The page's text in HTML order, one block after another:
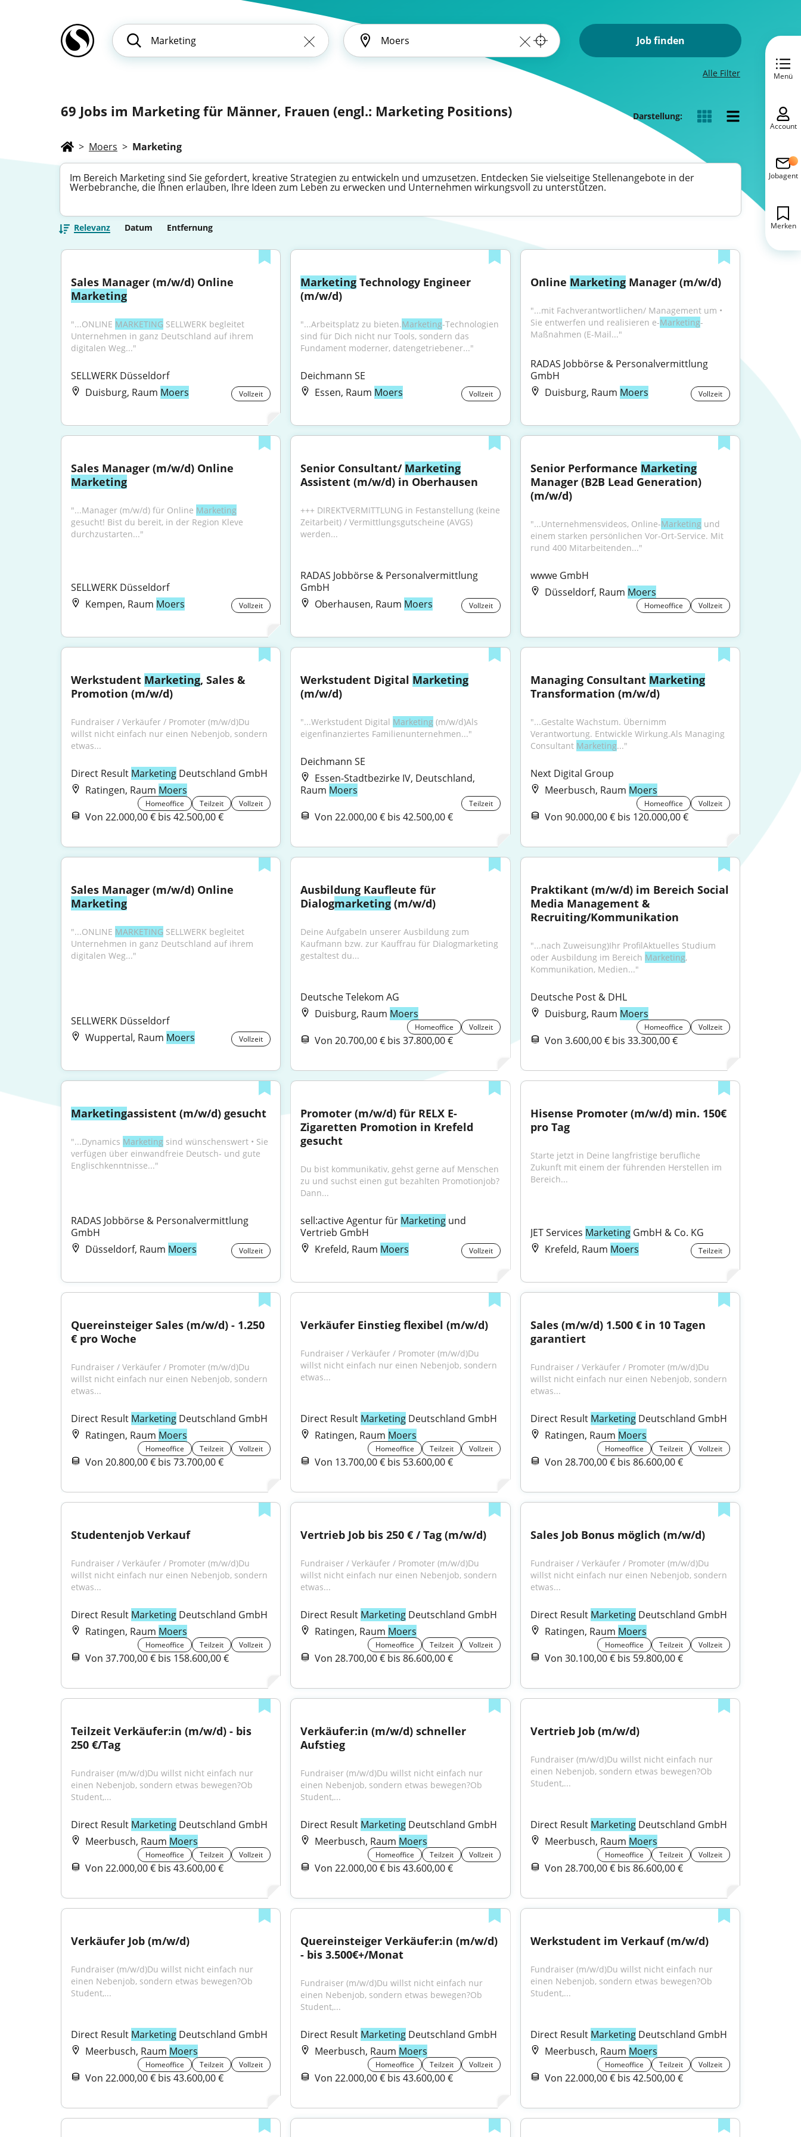
Job finden
Alle Filter
69 Jobs im Marketing für Männer, Frauen (engl.: Marketing Positions) Darstellung:
> Moers > Marketing
Im Bereich Marketing sind Sie gefordert, kreative Strategien zu entwickeln und umzusetzen. Entdecken Sie vielseitige Stellenangebote in der
Werbebranche, die Ihnen erlauben, Ihre Ideen zum Leben zu erwecken und Unternehmen wirkungsvoll zu unterstützen.
Relevanz Datum Entfernung
Marketing
"...ONLINE MARKETING SELLWERK begleitet
Unternehmen in ganz Deutschland auf ihrem
digitalen Weg..."
SELLWERK Düsseldorf
Duisburg, Raum Moers Vollzeit
Marketing Technology Engineer
(m/w/d)
"...Arbeitsplatz zu bieten.Marketing-Technologien
sind für Dich nicht nur Tools, sondern das
Fundament moderner, datengetriebener..."
Deichmann SE
Essen, Raum Moers Vollzeit
Online Marketing Manager (m/w/d)
"...mit Fachverantwortlichen/ Management um •
Sie entwerfen und realisieren e-Marketing-
Maßnahmen (E-Mail..."
RADAS Jobbörse & Personalvermittlung
GmbH
Duisburg, Raum Moers Vollzeit
Marketing
"...Manager (m/w/d) für Online Marketing
gesucht! Bist du bereit, in der Region Kleve
durchzustarten..."
SELLWERK Düsseldorf
Kempen, Raum Moers Vollzeit
Senior Consultant/ Marketing
Assistent (m/w/d) in Oberhausen
+++ DIREKTVERMITTLUNG in Festanstellung (keine
Zeitarbeit) / Vermittlungsgutscheine (AVGS)
werden...
RADAS Jobbörse & Personalvermittlung
GmbH
Oberhausen, Raum Moers Vollzeit
Senior Performance Marketing
Manager (B2B Lead Generation)
(m/w/d)
"...Unternehmensvideos, Online-Marketing und
einem starken persönlichen Vor-Ort-Service. Mit
rund 400 Mitarbeitenden..."
wwwe GmbH
Düsseldorf, Raum Moers
Homeoffice Vollzeit
Werkstudent Marketing, Sales &
Promotion (m/w/d)
Fundraiser / Verkäufer / Promoter (m/w/d)Du
willst nicht einfach nur einen Nebenjob, sondern
etwas...
Direct Result Marketing Deutschland GmbH
Ratingen, Raum Moers
Homeoffice Teilzeit Vollzeit
Von 22.000,00 € bis 42.500,00 €
Werkstudent Digital Marketing
(m/w/d)
"...Werkstudent Digital Marketing (m/w/d)Als
eigenfinanziertes Familienunternehmen..."
Deichmann SE
Essen-Stadtbezirke IV, Deutschland,
Raum Moers
Teilzeit
Von 22.000,00 € bis 42.500,00 €
Managing Consultant Marketing
Transformation (m/w/d)
"...Gestalte Wachstum. Übernimm
Verantwortung. Entwickle Wirkung.Als Managing
Consultant Marketing..."
Next Digital Group
Meerbusch, Raum Moers
Homeoffice Vollzeit
Von 90.000,00 € bis 120.000,00 €
Marketing
"...ONLINE MARKETING SELLWERK begleitet
Unternehmen in ganz Deutschland auf ihrem
digitalen Weg..."
SELLWERK Düsseldorf
Wuppertal, Raum Moers Vollzeit
Ausbildung Kaufleute für
Dialogmarketing (m/w/d)
Deine AufgabeIn unserer Ausbildung zum
Kaufmann bzw. zur Kauffrau für Dialogmarketing
gestaltest du...
Deutsche Telekom AG
Duisburg, Raum Moers
Homeoffice Vollzeit
Von 20.700,00 € bis 37.800,00 €
Praktikant (m/w/d) im Bereich Social
Media Management &
Recruiting/Kommunikation
"...nach Zuweisung)Ihr ProfilAktuelles Studium
oder Ausbildung im Bereich Marketing,
Kommunikation, Medien..."
Deutsche Post & DHL
Duisburg, Raum Moers
Homeoffice Vollzeit
Von 3.600,00 € bis 33.300,00 €
Marketingassistent (m/w/d) gesucht
"...Dynamics Marketing sind wünschenswert • Sie
verfügen über einwandfreie Deutsch- und gute
Englischkenntnisse..."
RADAS Jobbörse & Personalvermittlung
GmbH
Düsseldorf, Raum Moers Vollzeit
Promoter (m/w/d) für RELX E-
Zigaretten Promotion in Krefeld
gesucht
Du bist kommunikativ, gehst gerne auf Menschen
zu und suchst einen gut bezahlten Promotionjob?
Dann...
sell:active Agentur für Marketing und
Vertrieb GmbH
Krefeld, Raum Moers Vollzeit
Hisense Promoter (m/w/d) min. 150€
pro Tag
Starte jetzt in Deine langfristige berufliche
Zukunft mit einem der führenden Herstellen im
Bereich...
JET Services Marketing GmbH & Co. KG
Krefeld, Raum Moers Teilzeit
Quereinsteiger Sales (m/w/d) - 1.250
€ pro Woche
Fundraiser / Verkäufer / Promoter (m/w/d)Du
willst nicht einfach nur einen Nebenjob, sondern
etwas...
Direct Result Marketing Deutschland GmbH
Ratingen, Raum Moers
Homeoffice Teilzeit Vollzeit
Von 20.800,00 € bis 73.700,00 €
Verkäufer Einstieg flexibel (m/w/d)
Fundraiser / Verkäufer / Promoter (m/w/d)Du
willst nicht einfach nur einen Nebenjob, sondern
etwas...
Direct Result Marketing Deutschland GmbH
Ratingen, Raum Moers
Homeoffice Teilzeit Vollzeit
Von 13.700,00 € bis 53.600,00 €
Sales (m/w/d) 1.500 € in 10 Tagen
garantiert
Fundraiser / Verkäufer / Promoter (m/w/d)Du
willst nicht einfach nur einen Nebenjob, sondern
etwas...
Direct Result Marketing Deutschland GmbH
Ratingen, Raum Moers
Homeoffice Teilzeit Vollzeit
Von 28.700,00 € bis 86.600,00 €
Studentenjob Verkauf
Fundraiser / Verkäufer / Promoter (m/w/d)Du
willst nicht einfach nur einen Nebenjob, sondern
etwas...
Direct Result Marketing Deutschland GmbH
Ratingen, Raum Moers
Homeoffice Teilzeit Vollzeit
Von 37.700,00 € bis 158.600,00 €
Vertrieb Job bis 250 € / Tag (m/w/d)
Fundraiser / Verkäufer / Promoter (m/w/d)Du
willst nicht einfach nur einen Nebenjob, sondern
etwas...
Direct Result Marketing Deutschland GmbH
Ratingen, Raum Moers
Homeoffice Teilzeit Vollzeit
Von 28.700,00 € bis 86.600,00 €
Sales Job Bonus möglich (m/w/d)
Fundraiser / Verkäufer / Promoter (m/w/d)Du
willst nicht einfach nur einen Nebenjob, sondern
etwas...
Direct Result Marketing Deutschland GmbH
Ratingen, Raum Moers
Homeoffice Teilzeit Vollzeit
Von 30.100,00 € bis 59.800,00 €
Teilzeit Verkäufer:in (m/w/d) - bis
250 €/Tag
Fundraiser (m/w/d)Du willst nicht einfach nur
einen Nebenjob, sondern etwas bewegen?Ob
Student,...
Direct Result Marketing Deutschland GmbH
Meerbusch, Raum Moers
Homeoffice Teilzeit Vollzeit
Von 22.000,00 € bis 43.600,00 €
Verkäufer:in (m/w/d) schneller
Aufstieg
Fundraiser (m/w/d)Du willst nicht einfach nur
einen Nebenjob, sondern etwas bewegen?Ob
Student,...
Direct Result Marketing Deutschland GmbH
Meerbusch, Raum Moers
Homeoffice Teilzeit Vollzeit
Von 22.000,00 € bis 43.600,00 €
Vertrieb Job (m/w/d)
Fundraiser (m/w/d)Du willst nicht einfach nur
einen Nebenjob, sondern etwas bewegen?Ob
Student,...
Direct Result Marketing Deutschland GmbH
Meerbusch, Raum Moers
Homeoffice Teilzeit Vollzeit
Von 28.700,00 € bis 86.600,00 €
Verkäufer Job (m/w/d)
Fundraiser (m/w/d)Du willst nicht einfach nur
einen Nebenjob, sondern etwas bewegen?Ob
Student,...
Direct Result Marketing Deutschland GmbH
Meerbusch, Raum Moers
Homeoffice Teilzeit Vollzeit
Von 22.000,00 € bis 43.600,00 €
Quereinsteiger Verkäufer:in (m/w/d)
- bis 3.500€+/Monat
Fundraiser (m/w/d)Du willst nicht einfach nur
einen Nebenjob, sondern etwas bewegen?Ob
Student,...
Direct Result Marketing Deutschland GmbH
Meerbusch, Raum Moers
Homeoffice Teilzeit Vollzeit
Von 22.000,00 € bis 43.600,00 €
Werkstudent im Verkauf (m/w/d)
Fundraiser (m/w/d)Du willst nicht einfach nur
einen Nebenjob, sondern etwas bewegen?Ob
Student,...
Direct Result Marketing Deutschland GmbH
Meerbusch, Raum Moers
Homeoffice Teilzeit Vollzeit
Von 22.000,00 € bis 42.500,00 €
Menü
Account
Jobagent
Merken